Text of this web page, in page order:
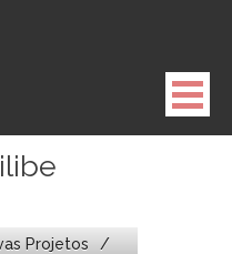
Projetos